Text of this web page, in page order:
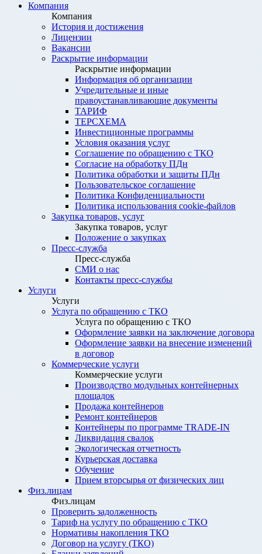
Компания
Компания
История и достижения
Лицензии
Вакансии
Раскрытие информации
Раскрытие информации
Информация об организации
Учредительные и иные
правоустанавливающие документы
ТАРИФ
ТЕРСХЕМА
Инвестиционные программы
Условия оказания услуг
Соглашение по обращению с ТКО
Согласие на обработку ПДн
Политика обработки и защиты ПДн
Пользовательское соглашение
Политика Конфиденциальности
Политика использования cookie-файлов
Закупка товаров, услуг
Закупка товаров, услуг
Положение о закупках
Пресс-служба
Пресс-служба
СМИ о нас
Контакты пресс-службы
Услуги
Услуги
Услуга по обращению с ТКО
Услуга по обращению с ТКО
Оформление заявки на заключение договора
Оформление заявки на внесение изменений
в договор
Коммерческие услуги
Коммерческие услуги
Производство модульных контейнерных
площадок
Продажа контейнеров
Ремонт контейнеров
Контейнеры по программе TRADE-IN
Ликвидация свалок
Экологическая отчетность
Курьерская доставка
Обучение
Прием вторсырья от физических лиц
Физ.лицам
Физ.лицам
Проверить задолженность
Тариф на услугу по обращению с ТКО
Нормативы накопления ТКО
Договор на услугу (ТКО)